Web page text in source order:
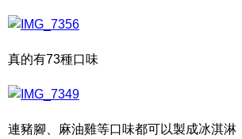
真的有73種口味
連豬腳、麻油雞等口味都可以製成冰淇淋